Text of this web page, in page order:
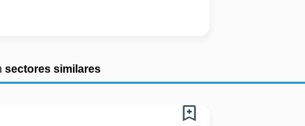
sectores similares